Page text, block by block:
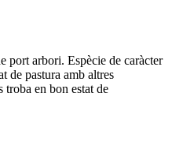
port arbori. Espècie de caràcter
de pastura amb altres
troba en bon estat de